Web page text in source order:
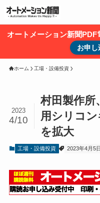
オートメーション新聞
お申し
ホーム 工場・設備投資
村田製作所
用シリコ
を拡大
2023
4/10
工場・設備投資 2023年4月5